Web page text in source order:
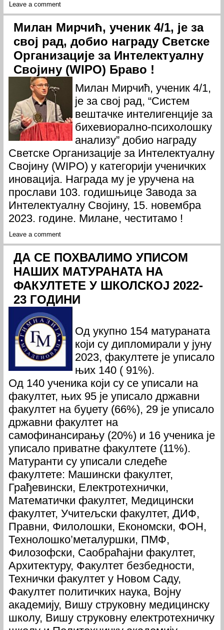
Leave a comment
Милан Мирчић, ученик 4/1, је за
свој рад, добио награду Светске
Организације за Интелектуалну
Својину (WIPO) Браво !
Милан Мирчић, ученик 4/1,
је за свој рад, “Систем
вештачке интелигенције за
бихевиорално-психолошку
анализу” добио награду
Светске Организације за Интелектуалну
Својину (WIPO) у категорији ученичких
иновација. Награда му је уручена на
прослави 103. годишњице Завода за
Интелектуалну Својину, 15. новембра
2023. године. Милане, честитамо !
Leave a comment
ДА СЕ ПОХВАЛИМО УПИСОМ
НАШИХ МАТУРАНАТА НА
ФАКУЛТЕТЕ У ШКОЛСКОЈ 2022-
23 ГОДИНИ
Од укупно 154 матураната
који су дипломирали у јуну
2023, факултете је уписало
њих 140 ( 91%).
Од 140 ученика који су се уписали на
факултет, њих 95 је уписало државни
факултет на буџету (66%), 29 је уписало
државни факултет на
самофинансирању (20%) и 16 ученика је
уписало приватне факултете (11%).
Матуранти су уписали следеће
факултете: Машински факултет,
Грађевински, Електротехнички,
Математички факултет, Медицински
факултет, Учитељски факултет, ДИФ,
Правни, Филолошки, Економски, ФОН,
Технолошко’металуршки, ПМФ,
Филозофски, Саобраћајни факултет,
Архитектуру, Факултет безбедности,
Технички факултет у Новом Саду,
Факултет политичких наука, Војну
академију, Вишу струковну медицинску
школу, Вишу струковну електротехничку